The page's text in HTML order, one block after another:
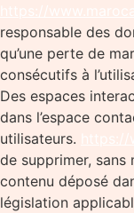
responsable des
qu’une perte de
consécutifs à
Des espaces
dans l’espace
utilisateurs.
de supprimer, sans
contenu déposé
législation